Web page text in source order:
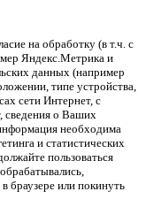
на обработку (в т.ч. с
Яндекс.Метрика и
данных (например
типе устройства,
сети Интернет, с
сведения о Ваших
необходима
и статистических
пользоваться
браузере или покинуть